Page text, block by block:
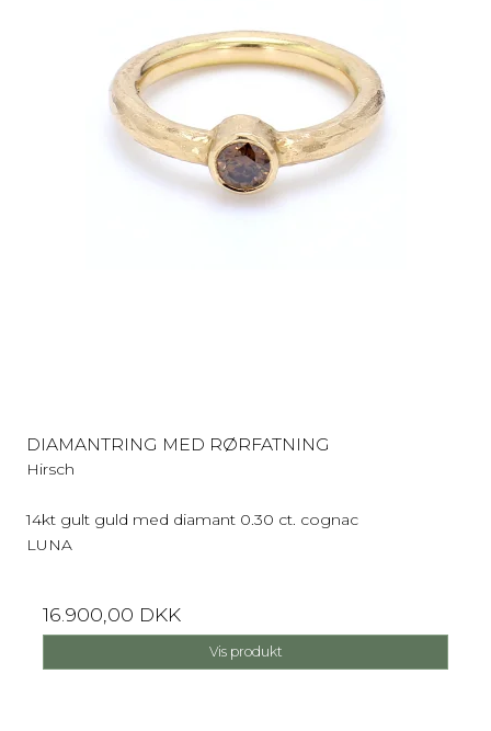
DIAMANTRING MED RØRFATNING
Hirsch
14kt gult guld med diamant 0.30 ct. cognac
LUNA
16.900,00 DKK
Vis produkt